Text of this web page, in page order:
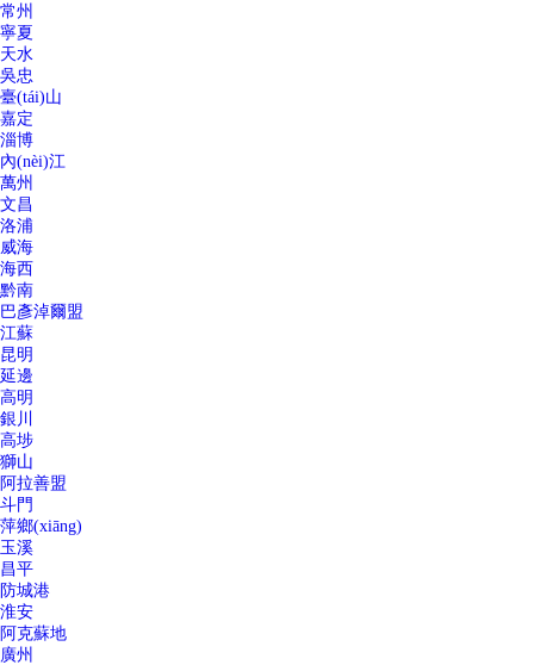
常州
寧夏
天水
吳忠
臺(tái)山
嘉定
淄博
內(nèi)江
萬州
文昌
洛浦
威海
海西
黔南
巴彥淖爾盟
江蘇
昆明
延邊
高明
銀川
高埗
獅山
阿拉善盟
斗門
萍鄉(xiāng)
玉溪
昌平
防城港
淮安
阿克蘇地
廣州